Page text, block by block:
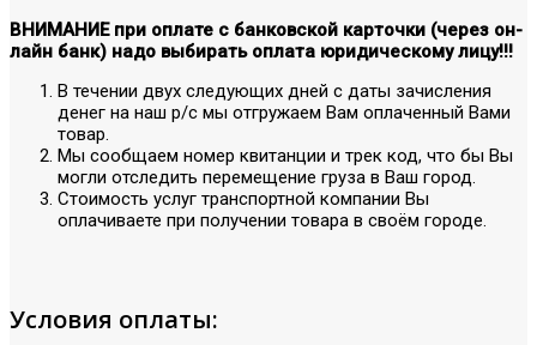
ВНИМАНИЕ при оплате с банковской карточки (через он-
лайн банк) надо выбирать оплата юридическому лицу!!!
В течении двух следующих дней с даты зачисления
денег на наш р/с мы отгружаем Вам оплаченный Вами
товар.
Мы сообщаем номер квитанции и трек код, что бы Вы
могли отследить перемещение груза в Ваш город.
Стоимость услуг транспортной компании Вы
оплачиваете при получении товара в своём городе.
Условия оплаты: